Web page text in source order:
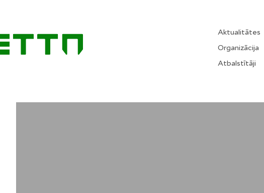
Aktualitātes
Organizācija
Atbalstītāji